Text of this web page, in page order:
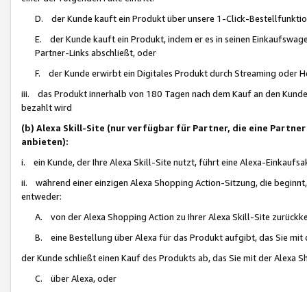
D. der Kunde kauft ein Produkt über unsere 1-Click-
E. der Kunde kauft ein Produkt, indem er es in seinen
Partner-Links abschließt, oder
F. der Kunde erwirbt ein Digitales Produkt durch Streaming oder
iii. das Produkt innerhalb von 180 Tagen nach dem Kauf an den
bezahlt wird
(b) Alexa Skill-Site (nur verfügbar für Partner, die eine
anbieten):
i. ein Kunde, der Ihre Alexa Skill-Site nutzt, führt eine Alexa-
ii. während einer einzigen Alexa Shopping Action-Sitzung, die
entweder:
A. von der Alexa Shopping Action zu Ihrer Alexa Skill-Site
B. eine Bestellung über Alexa für das Produkt aufgibt, das Sie mit
der Kunde schließt einen Kauf des Produkts ab, das Sie mit der Alexa
C. über Alexa, oder